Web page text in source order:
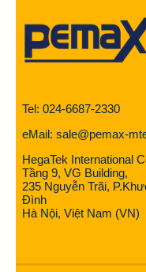
Tel: 024-6687-2330
eMail: sale@pemax-
HegaTek International
Tầng 9, VG Building,
235 Nguyễn Trãi,
Đình
Hà Nội, Việt Nam (VN)